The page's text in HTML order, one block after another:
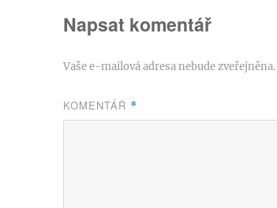
Napsat komentář
Vaše e-mailová adresa nebude zveřejněna.
KOMENTÁŘ *